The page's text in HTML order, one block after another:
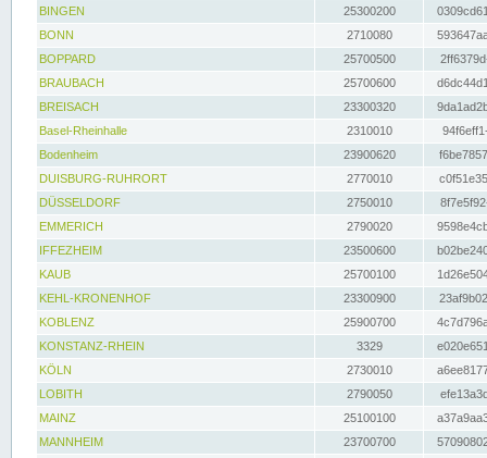
BINGEN
25300200
BONN
2710080
BOPPARD
25700500
BRAUBACH
25700600
BREISACH
23300320
Basel-Rheinhalle
2310010
Bodenheim
23900620
DUISBURG-RUHRORT
2770010
DÜSSELDORF
2750010
EMMERICH
2790020
IFFEZHEIM
23500600
KAUB
25700100
KEHL-KRONENHOF
23300900
KOBLENZ
25900700
KONSTANZ-RHEIN
3329
KÖLN
2730010
LOBITH
2790050
MAINZ
25100100
MANNHEIM
23700700